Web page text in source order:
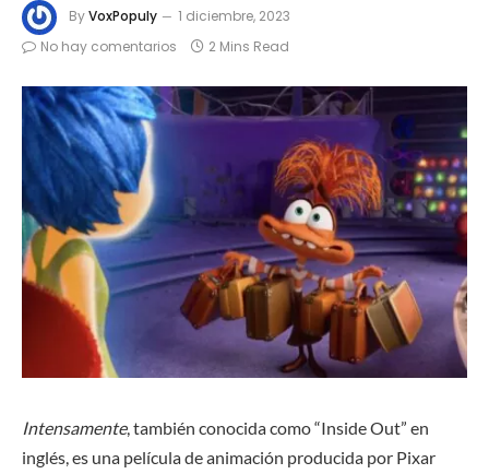
ByVoxPopuly
1 diciembre, 2023
No hay comentarios
2 Mins Read
Intensamente, también conocida como “Inside Out” en
inglés, es una película de animación producida por Pixar